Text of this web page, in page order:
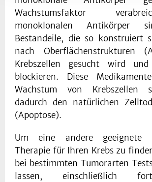
Wachstumsfaktor
monoklonalen Antikörper
Bestandeile, die so konstruiert
nach Oberflächenstrukturen
Krebszellen gesucht wird
blockieren. Diese
Wachstum von Krebszellen
dadurch den natürlichen
(Apoptose).
Um eine andere geeignete
Therapie für Ihren Krebs zu
bei bestimmten Tumorarten
lassen, einschließlich